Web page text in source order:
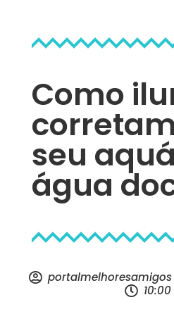
Como
seu
água
portalmelhoresamigos